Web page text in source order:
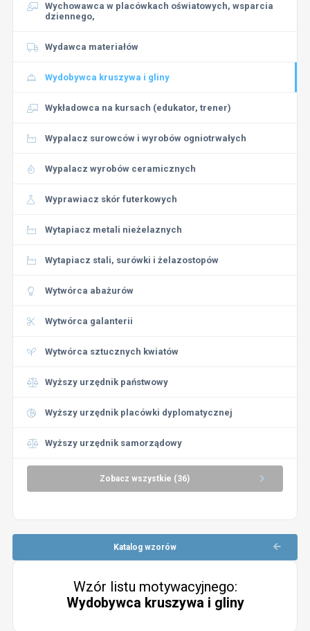
Wychowawca w placówkach oświatowych, wsparcia
dziennego,
Wydawca materiałów
Wydobywca kruszywa i gliny
Wykładowca na kursach (edukator, trener)
Wypalacz surowców i wyrobów ogniotrwałych
Wypalacz wyrobów ceramicznych
Wyprawiacz skór futerkowych
Wytapiacz metali nieżelaznych
Wytapiacz stali, surówki i żelazostopów
Wytwórca abażurów
Wytwórca galanterii
Wytwórca sztucznych kwiatów
Wyższy urzędnik państwowy
Wyższy urzędnik placówki dyplomatycznej
Wyższy urzędnik samorządowy
Zobacz wszystkie (36)
Katalog wzorów
Wzór listu motywacyjnego:
Wydobywca kruszywa i gliny